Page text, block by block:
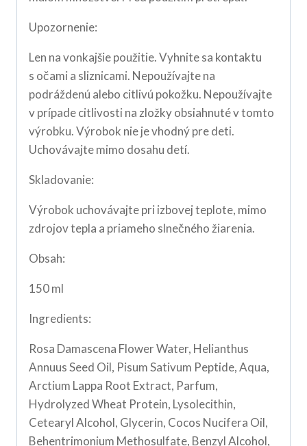
Upozornenie:
Len na vonkajšie použitie. Vyhnite sa kontaktu
s očami a sliznicami. Nepoužívajte na
podráždenú alebo citlivú pokožku. Nepoužívajte
v prípade citlivosti na zložky obsiahnuté v tomto
výrobku. Výrobok nie je vhodný pre deti.
Uchovávajte mimo dosahu detí.
Skladovanie:
Výrobok uchovávajte pri izbovej teplote, mimo
zdrojov tepla a priameho slnečného žiarenia.
Obsah:
150 ml
Ingredients:
Rosa Damascena Flower Water, Helianthus
Annuus Seed Oil, Pisum Sativum Peptide, Aqua,
Arctium Lappa Root Extract, Parfum,
Hydrolyzed Wheat Protein, Lysolecithin,
Cetearyl Alcohol, Glycerin, Cocos Nucifera Oil,
Behentrimonium Methosulfate, Benzyl Alcohol,